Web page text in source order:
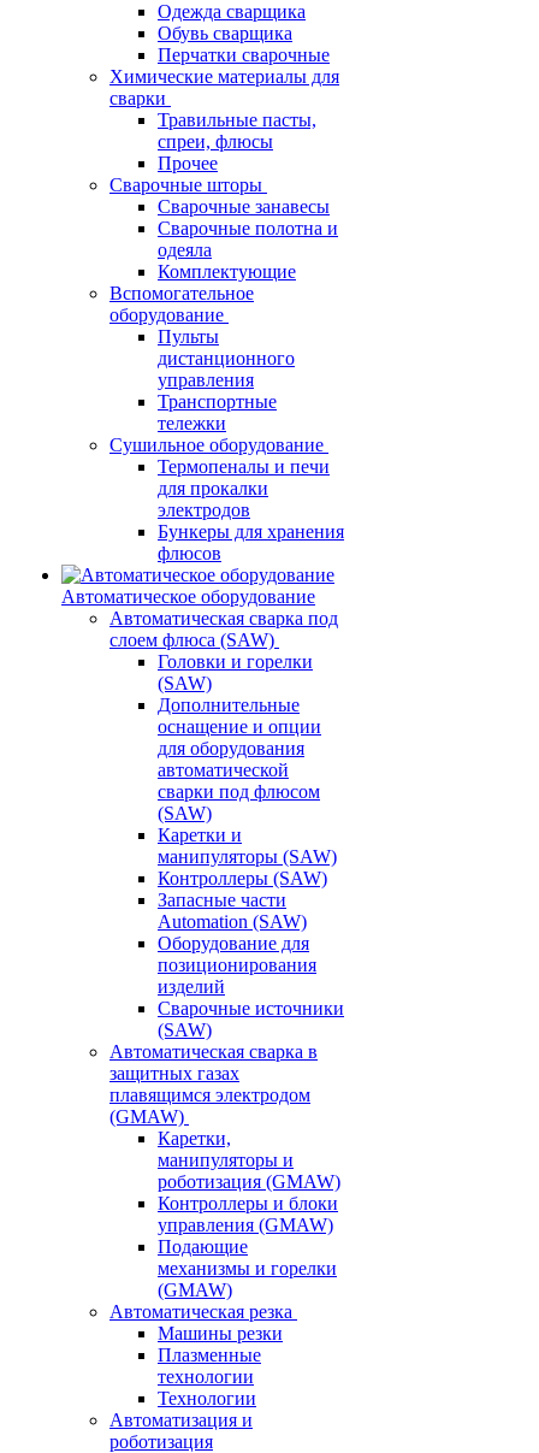
Одежда сварщика
Обувь сварщика
Перчатки сварочные
Химические материалы для
сварки
Травильные пасты,
спреи, флюсы
Прочее
Сварочные шторы
Сварочные занавесы
Сварочные полотна и
одеяла
Комплектующие
Вспомогательное
оборудование
Пульты
дистанционного
управления
Транспортные
тележки
Сушильное оборудование
Термопеналы и печи
для прокалки
электродов
Бункеры для хранения
флюсов
Автоматическое оборудование
Автоматическая сварка под
слоем флюса (SAW)
Головки и горелки
(SAW)
Дополнительные
оснащение и опции
для оборудования
автоматической
сварки под флюсом
(SAW)
Каретки и
манипуляторы (SAW)
Контроллеры (SAW)
Запасные части
Automation (SAW)
Оборудование для
позиционирования
изделий
Сварочные источники
(SAW)
Автоматическая сварка в
защитных газах
плавящимся электродом
(GMAW)
Каретки,
манипуляторы и
роботизация (GMAW)
Контроллеры и блоки
управления (GMAW)
Подающие
механизмы и горелки
(GMAW)
Автоматическая резка
Машины резки
Плазменные
технологии
Технологии
Автоматизация и
роботизация